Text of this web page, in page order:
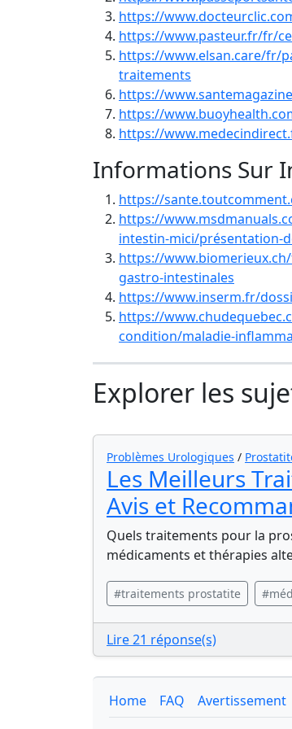
https://
https://www.pasteur.fr/fr/
https://www.elsan.care/fr/
traitements
https://
https://
https://
Informations Sur
https://
https://
intestin-mici/présentation-
https://
gastro-intestinales
https://www.inserm.fr/
https://
condition/maladie-
Explorer les
Problèmes Urologiques /
Les Meilleurs
Avis et
Quels traitements pour la
médicaments et thérapies
#traitements prostatite
Lire 21 réponse(s)
Home FAQ Avertissement